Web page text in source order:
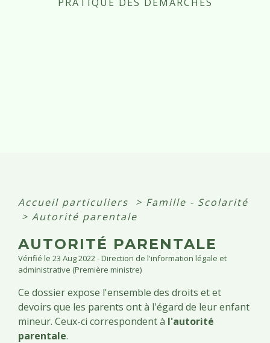
Accueil particuliers > Famille - Scolarité
> Autorité parentale
AUTORITÉ PARENTALE
Vérifié le 23 Aug 2022 - Direction de l'information légale et
administrative (Première ministre)
Ce dossier expose l'ensemble des droits et et
devoirs que les parents ont à l'égard de leur enfant
mineur. Ceux-ci correspondent à l'autorité
parentale.